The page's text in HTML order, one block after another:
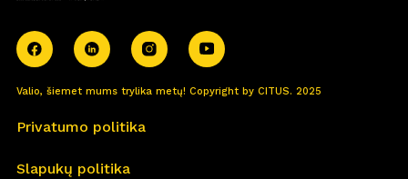
Valio, šiemet mums trylika metų! Copyright by CITUS. 2025
Privatumo politika
Slapukų politika